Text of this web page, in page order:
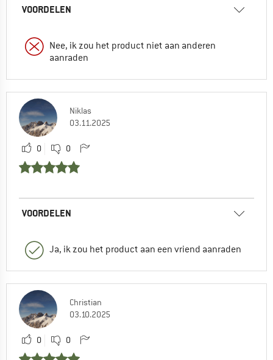
VOORDELEN
Nee, ik zou het product niet aan anderen
aanraden
Niklas
03.11.2025
0 0
VOORDELEN
Ja, ik zou het product aan een vriend aanraden
Christian
03.10.2025
0 0